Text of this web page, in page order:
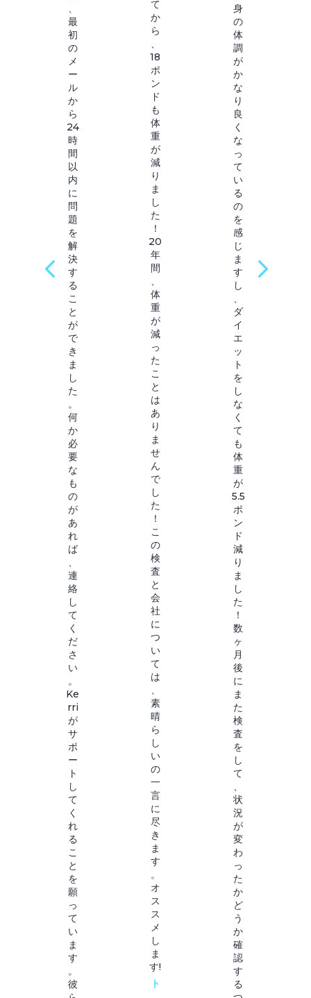
、
最
初
の
メ
ー
ル
か
ら
24
時
間
以
内
に
問
題
を
解
決
す
る
こ
と
が
で
き
ま
し
た
。
何
か
必
要
な
も
の
が
あ
れ
ば
、
連
絡
し
て
く
だ
さ
い
。
Ke
rri
が
サ
ポ
ー
ト
し
て
く
れ
る
こ
と
を
願
っ
て
い
ま
す
。
彼
て
か
ら
、
18
ポ
ン
ド
も
体
重
が
減
り
ま
し
た
！
20
年
間
、
体
重
が
減
っ
た
こ
と
は
あ
り
ま
せ
ん
で
し
た
！
こ
の
検
査
と
会
社
に
つ
い
て
は
、
素
晴
ら
し
い
の
一
言
に
尽
き
ま
す
。
オ
ス
ス
メ
し
ま
す!
ト
身
の
体
調
が
か
な
り
良
く
な
っ
て
い
る
の
を
感
じ
ま
す
し
、
ダ
イ
エ
ッ
ト
を
し
な
く
て
も
体
重
が
5.5
ポ
ン
ド
減
り
ま
し
た
！
数
ヶ
月
後
に
ま
た
検
査
を
し
て
、
状
況
が
変
わ
っ
た
か
ど
う
か
確
認
す
る